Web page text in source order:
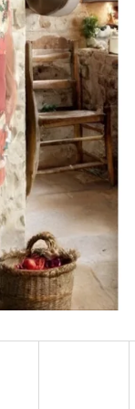
VINTAGE VZHLED -
(327)